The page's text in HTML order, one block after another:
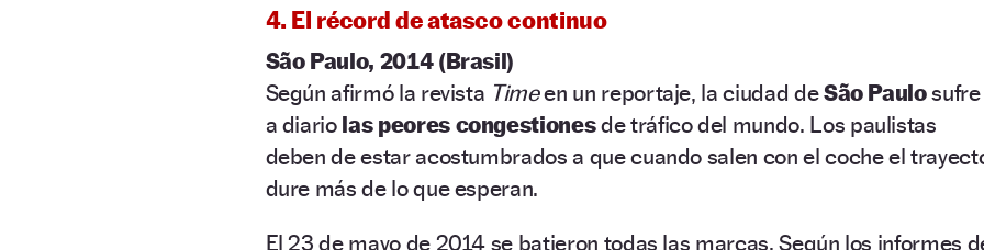
4. El récord de atasco continuo
São Paulo, 2014 (Brasil)
Según afirmó la revista Timeen un reportaje, la ciudad deSão Paulosufre
a diariolas peores congestionesde tráfico del mundo. Los paulistas
deben de estar acostumbrados a que cuando salen con el coche el
dure más de lo que esperan.
El 23 de mayo de 2014 se batieron todas las marcas. Según los informes